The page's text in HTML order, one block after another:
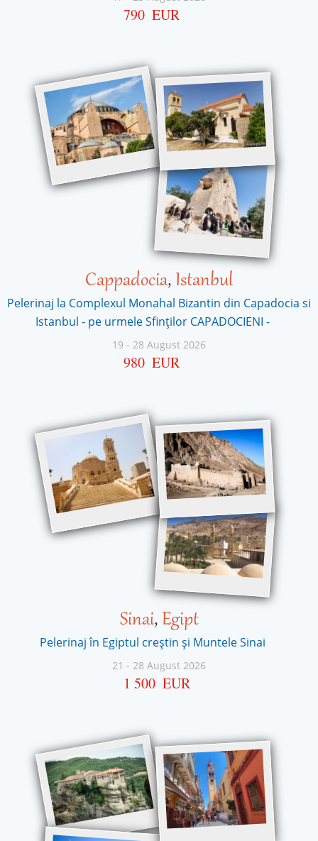
790 EUR
Cappadocia,Istanbul
Pelerinaj la Complexul Monahal Bizantin din Capadocia si
Istanbul - pe urmele Sfinților CAPADOCIENI -
19 - 28 August 2026
980 EUR
Sinai,Egipt
Pelerinaj în Egiptul creștin și Muntele Sinai
21 - 28 August 2026
1 500 EUR